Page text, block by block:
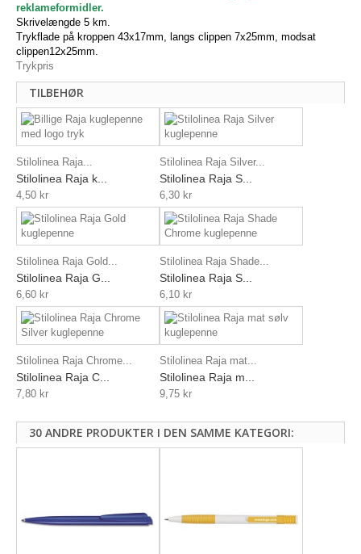
reklameformidler.
Skrivelængde 5 km.
Trykflade på kroppen 43x17mm, langs clippen 7x25mm, modsat
clippen12x25mm.
Trykpris
TILBEHØR
Stilolinea Raja...
Stilolinea Raja k...
4,50 kr
Stilolinea Raja Silver...
Stilolinea Raja S...
6,30 kr
Stilolinea Raja Gold...
Stilolinea Raja G...
6,60 kr
Stilolinea Raja Shade...
Stilolinea Raja S...
6,10 kr
Stilolinea Raja Chrome...
Stilolinea Raja C...
7,80 kr
Stilolinea Raja mat...
Stilolinea Raja m...
9,75 kr
30 ANDRE PRODUKTER I DEN SAMME KATEGORI: